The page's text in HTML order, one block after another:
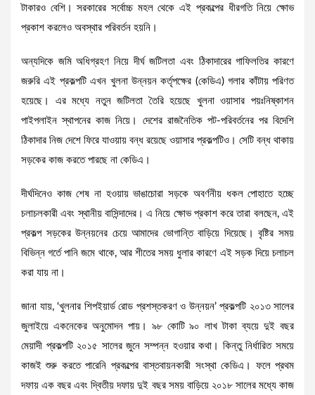
টাকারও বেশি। সরকারের সর্বোচ্চ মহল থেকে এই প্রকল্পের ধীরগতি নিয়ে ক্ষোভ
প্রকাশ করলেও অবস্থার পরিবর্তন হয়নি।
অন্যদিকে জমি অধিগ্রহণ নিয়ে দীর্ঘ জটিলতা এবং ঠিকাদারের গাফিলতির কারণে
জরুরি এই প্রকল্পটি এখন খুলনা উন্নয়ন কর্তৃপক্ষের (কেডিএ) গলার কাঁটায় পরিণত
হয়েছে। এর মধ্যে নতুন জটিলতা তৈরি হয়েছে খুলনা ওয়াসার পয়ঃনিষ্কাশন
পাইপলাইন স্থাপনের কাজ নিয়ে। দেশের রাজনৈতিক পট-পরিবর্তনের পর বিদেশি
ঠিকাদার নিজ দেশে ফিরে যাওয়ায় বন্ধ রয়েছে ওয়াসার প্রকল্পটিও। সেটি বন্ধ থাকায়
সড়কের কাজ করতে পারছে না কেডিএ।
দীর্ঘদিনেও কাজ শেষ না হওয়ায় ভাঙাচোরা সড়কে অবর্ণনীয় ধকল পোহাতে হচ্ছে
চলাচলকারী এবং স্থানীয় বাসিন্দাদের। এ নিয়ে ক্ষোভ প্রকাশ করে তারা বলছেন, এই
প্রকল্প সড়কের উন্নয়নের চেয়ে আমাদের ভোগান্তি বাড়িয়ে দিয়েছে। বৃষ্টির সময়
বিভিন্ন গর্তে পানি জমে থাকে, আর শীতের সময় ধুলার কারণে এই সড়ক দিয়ে চলাচল
করা যায় না।
জানা যায়, ‘খুলনার শিপইয়ার্ড রোড প্রশস্তকরণ ও উন্নয়ন’ প্রকল্পটি ২০১৩ সালের
জুলাইয়ে একনেকের অনুমোদন পায়। ৯৮ কোটি ৯০ লাখ টাকা ব্যয়ে দুই বছর
মেয়াদী প্রকল্পটি ২০১৫ সালের জুনে সম্পন্ন হওয়ার কথা। কিন্তু নির্ধারিত সময়ে
কাজই শুরু করতে পারেনি প্রকল্পের বাস্তবায়নকারী সংস্থা কেডিএ। ফলে প্রথম
দফায় এক বছর এবং দ্বিতীয় দফায় দুই বছর সময় বাড়িয়ে ২০১৮ সালের মধ্যে কাজ